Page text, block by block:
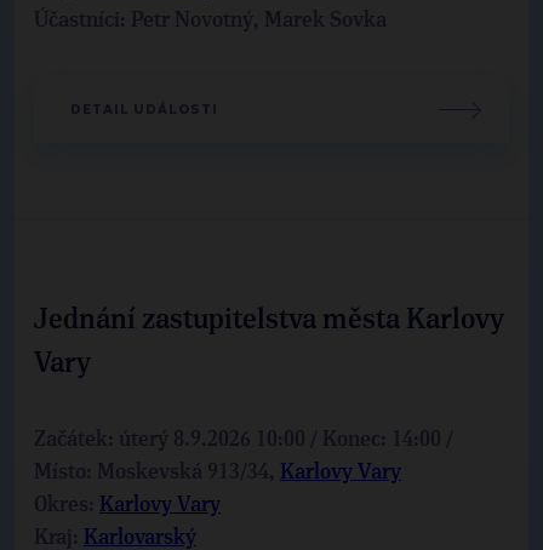
Účastníci: Petr Novotný, Marek Sovka
DETAIL UDÁLOSTI
Jednání zastupitelstva města Karlovy
Vary
Začátek: úterý 8.9.2026 10:00 / Konec: 14:00 /
Místo: Moskevská 913/34, Karlovy Vary
Okres: Karlovy Vary
Kraj: Karlovarský